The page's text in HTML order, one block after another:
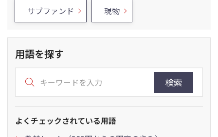
サブファンド 現物
用語を探す
検索
よくチェックされている用語